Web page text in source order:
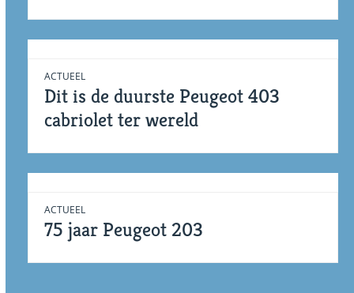
Dit is de duurste Peugeot 403
cabriolet ter wereld
ACTUEEL
75 jaar Peugeot 203
ACTUEEL